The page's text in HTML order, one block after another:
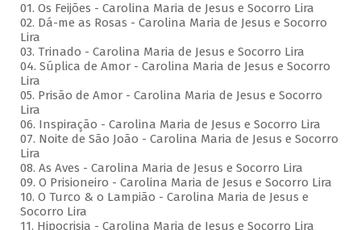
01. Os Feijões - Carolina Maria de Jesus e Socorro Lira
02. Dá-me as Rosas - Carolina Maria de Jesus e Socorro
Lira
03. Trinado - Carolina Maria de Jesus e Socorro Lira
04. Súplica de Amor - Carolina Maria de Jesus e Socorro
Lira
05. Prisão de Amor - Carolina Maria de Jesus e Socorro
Lira
06. Inspiração - Carolina Maria de Jesus e Socorro Lira
07. Noite de São João - Carolina Maria de Jesus e Socorro
Lira
08. As Aves - Carolina Maria de Jesus e Socorro Lira
09. O Prisioneiro - Carolina Maria de Jesus e Socorro Lira
10. O Turco & o Lampião - Carolina Maria de Jesus e
Socorro Lira
11. Hipocrisia - Carolina Maria de Jesus e Socorro Lira